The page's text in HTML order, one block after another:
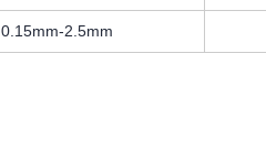
0.15mm-2.5mm